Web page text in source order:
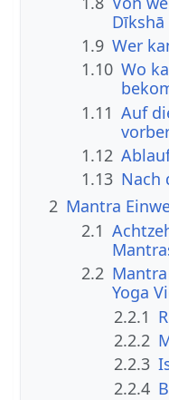
1.9 Wer
1.10 Wo
1.11 Auf
1.12
1.13 Nach
2 Mantra
2.1
2.2
Yoga
2.2.1
2.2.2
2.2.3
2.2.4